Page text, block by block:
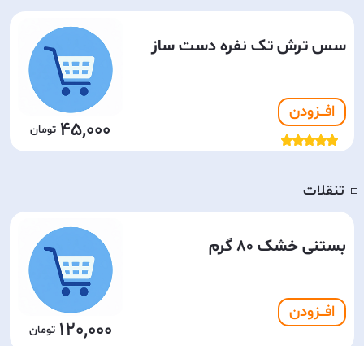
سس ترش تک نفره دست ساز
افـــزودن
45,000
◽️ تنقلات
بستنی خشک 80 گرم
افـــزودن
120,000